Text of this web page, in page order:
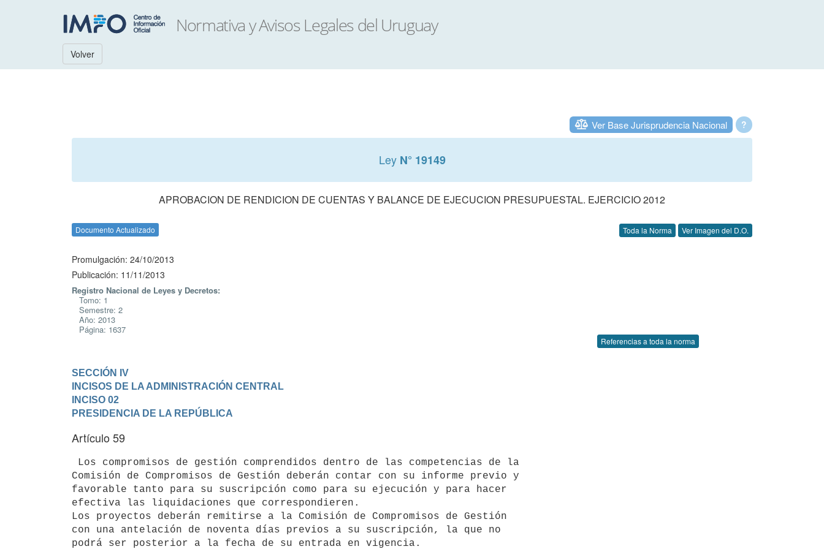
Volver
?
Ver Base Jurisprudencia Nacional
Ley N° 19149
APROBACION DE RENDICION DE CUENTAS Y BALANCE DE EJECUCION PRESUPUESTAL. EJERCICIO 2012
Documento Actualizado Toda la Norma Ver Imagen del D.O.
Promulgación: 24/10/2013
Publicación: 11/11/2013
Registro Nacional de Leyes y Decretos:
Tomo: 1
Semestre: 2
Año: 2013
Página: 1637
Referencias a toda la norma
SECCIÓN IV
INCISOS DE LA ADMINISTRACIÓN CENTRAL
INCISO 02
PRESIDENCIA DE LA REPÚBLICA
Artículo 59
Comisión de Compromisos de Gestión deberán contar con su informe previo y
favorable tanto para su suscripción como para su ejecución y para hacer
efectiva las liquidaciones que correspondieren.
Los proyectos deberán remitirse a la Comisión de Compromisos de Gestión
con una antelación de noventa días previos a su suscripción, la que no